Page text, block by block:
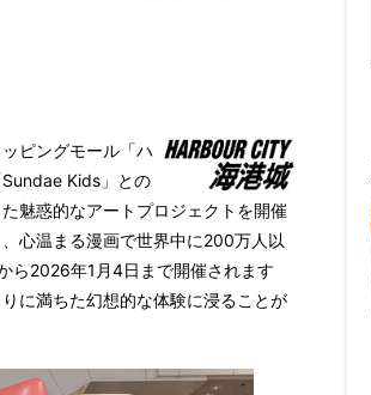
ピングモール「ハ
Kids」との
魅惑的なアートプロジェクトを開催
心温まる漫画で世界中に200万人以
ら2026年1月4日まで開催されます
に満ちた幻想的な体験に浸ることが